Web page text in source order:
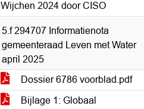
Wijchen 2024 door CISO
5.f 294707 Informatienota
gemeenteraad Leven met Water
april 2025
Dossier 6786 voorblad.pdf
Bijlage 1: Globaal